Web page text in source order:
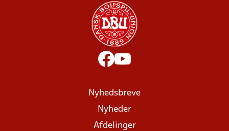
Nyhedsbreve
Nyheder
Afdelinger